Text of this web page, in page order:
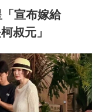
宣布嫁給
叔元」